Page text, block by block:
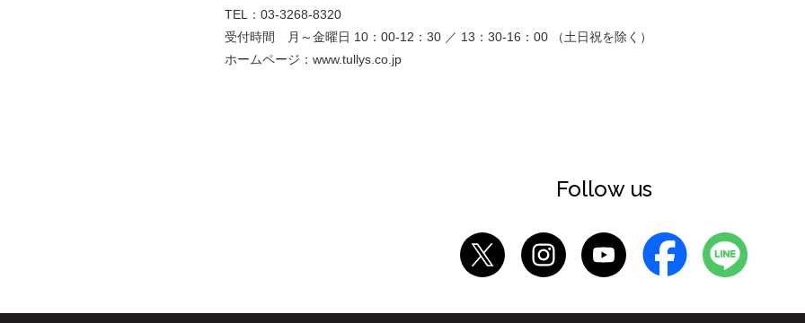
TEL：03-3268-8320
受付時間 月～金曜日 10：00-12：30 ／ 13：30-16：00 （土日祝を除く）
ホームページ：www.tullys.co.jp
Follow us